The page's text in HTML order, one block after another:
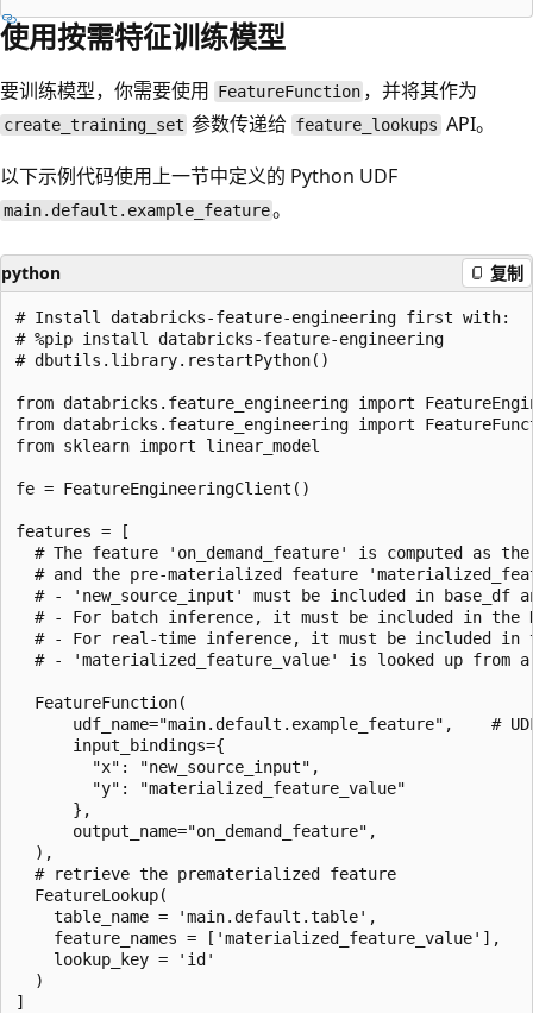
使用按需特征训练模型
要训练模型，你需要使用 FeatureFunction ，并将其作为
create_training_set 参数传递给 feature_lookups API。
以下示例代码使用上一节中定义的 Python UDF
main.default.example_feature。
python 复制
# Install databricks-feature-engineering first with:
# %pip install databricks-feature-engineering
# dbutils.library.restartPython()
from databricks.feature_engineering import
from databricks.feature_engineering import
from sklearn import linear_model
fe = FeatureEngineeringClient()
features = [
# The feature 'on_demand_feature' is computed as
# and the pre-materialized feature
# - 'new_source_input' must be included in base_df
# - For batch inference, it must be included in
# - For real-time inference, it must be included in
# - 'materialized_feature_value' is looked up from
  FeatureFunction(
udf_name="main.default.example_feature",    #
      input_bindings={
        "x": "new_source_input",
        "y": "materialized_feature_value"
      },
      output_name="on_demand_feature",
  ),
  # retrieve the prematerialized feature
  FeatureLookup(
    table_name = 'main.default.table',
    feature_names = ['materialized_feature_value'],
    lookup_key = 'id'
  )
]